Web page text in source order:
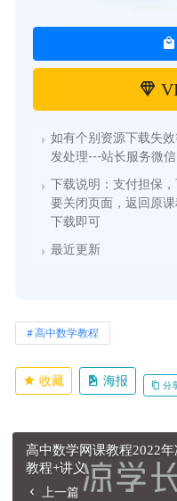
如有个别资源下载失
发处理---站长服务微信
下载说明：支付担保
要关闭页面，返回原
下载即可
最近更新
高中数学教程
收藏 海报 分
高中数学网课教程2022
教程+讲义
上一篇